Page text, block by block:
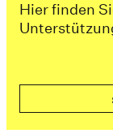
Hier finden